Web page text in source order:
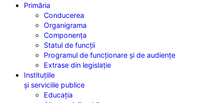
Primăria
Conducerea
Organigrama
Componența
Statul de funcții
Programul de funcționare și de audiențe
Extrase din legislație
Instituțiile
și serviciile publice
Educația